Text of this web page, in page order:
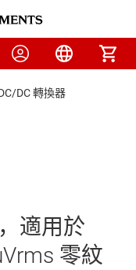
DC 轉換器
適用於
零紋